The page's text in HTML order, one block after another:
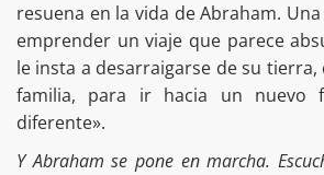
resuena en la vida de Abraham.
emprender un viaje que parece
le insta a desarraigarse de su tierra,
familia, para ir hacia un nuevo
diferente».
Y Abraham se pone en marcha.